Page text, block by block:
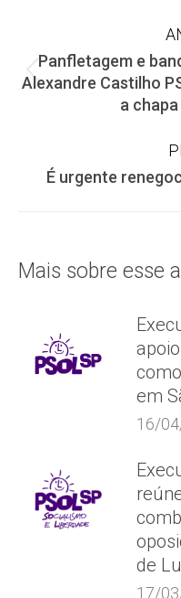
dePanfletagem e
Alexandre Castilho
a
É urgente
Mais sobre esse
em
16/
de
17/